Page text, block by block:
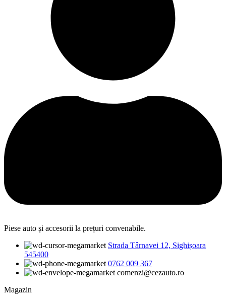
Piese auto și accesorii la prețuri convenabile.
Strada Târnavei 12, Sighișoara
545400
0762 009 367
comenzi@cezauto.ro
Magazin